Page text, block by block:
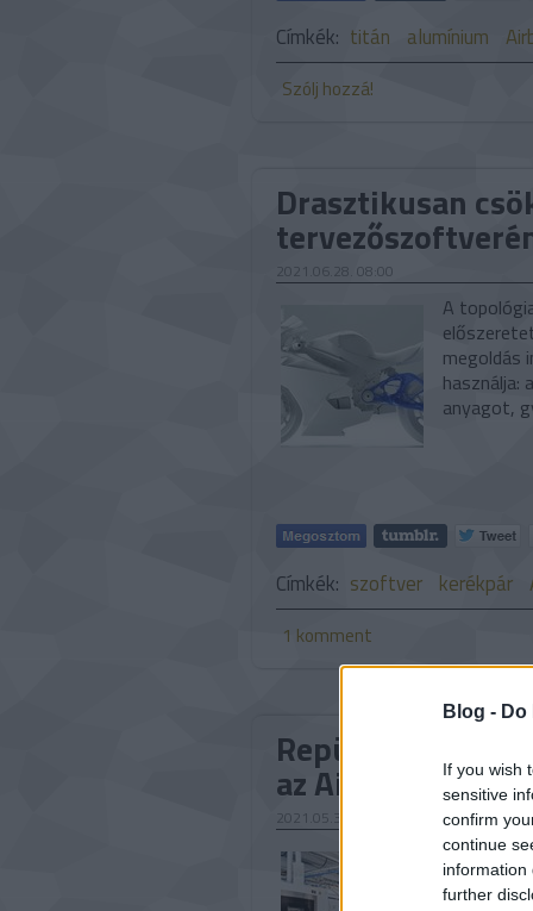
Blog -
If you wish
sensitive
confirm
continue
information
further
Címkék: titán alumínium
Szólj hozzá!
Drasztikusan
2021.06.28. 08:00
A
megoldás
anyagot,
Címkék: szoftver kerékpár
1 komment
Repülésre kész
az Airbusnak
2021.05.31. 08:00
Az Airbus
EOS